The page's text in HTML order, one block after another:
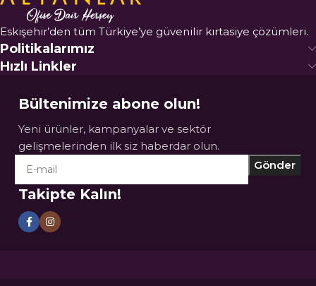
Eskişehir’den tüm Türkiye’ye güvenilir kırtasiye çözümleri.
Politikalarımız
Hızlı Linkler
Bültenimize abone olun!
Yeni ürünler, kampanyalar ve sektör
gelişmelerinden ilk siz haberdar olun.
Takipte Kalın!